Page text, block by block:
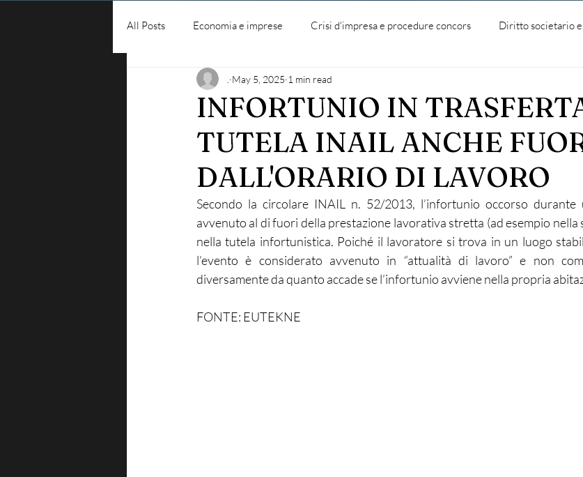
All Posts Economia e imprese Crisi d'impresa e procedure concors Diritto societario
Diritto del lavoro Blog - liquidità aziendale
INFORTUNIO IN
TUTELA INAIL ANCHE
DALL'ORARIO DI LAVORO
May 5, 2025 1 min read
Secondo la circolare INAIL n. 52/2013, l’infortunio occorso
avvenuto al di fuori della prestazione lavorativa stretta (ad esempio nella
nella tutela infortunistica. Poiché il lavoratore si trova in un luogo
l’evento è considerato avvenuto in “attualità di lavoro” e non
diversamente da quanto accade se l’infortunio avviene nella propria
FONTE: EUTEKNE